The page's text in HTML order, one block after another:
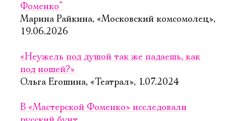
Фоменко“
Марина Райкина, «Московский комсомолец»,
19.06.2026
«Неужель под душой так же падаешь, как
под ношей?»
Ольга Егошина, «Театрал», 1.07.2024
В «Мастерской Фоменко» исследовали